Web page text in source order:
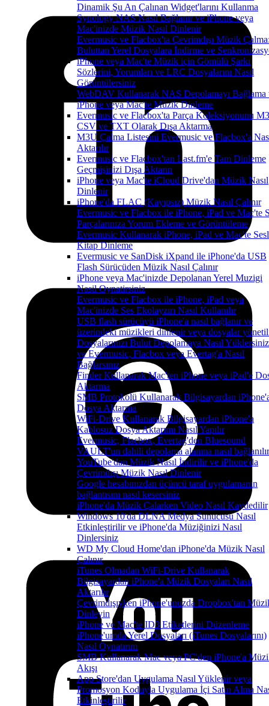
Dinamik Şu An Çalınan Widget'larını Kullanma
Synology NAS Nasıl Bağlanır ve iPhone veya
Mac'inizde Müzik Nasıl Dinlenir
Evermusic ve Flacbox'ta Çevrimdışı Müzik
Buluttan Yerel Dosyalara İndirme ve
iPhone veya Mac'te Müzik için Gömülü Şarkı
Sözlerini, Yorumları ve LRC Dosyalarını Nasıl
Görüntülersiniz
WebDAV Kullanarak NAS Depolamayı Bağlama
iPhone veya Mac'te Müzik Dinleme
Evermusic ve Flacbox'ta Parça Koleksiyonunu
CSV ve TXT Olarak Dışa Aktarma
M3U Çalma Listesini Evermusic ve Flacbox'a
Aktarılır
Evermusic ve Flacbox'tan Last.fm'e Tam Dinleme
Geçmişinizi Dışa Aktarın
iPhone veya Mac'te iCloud Drive'dan Müzik Nasıl
Dinlenir
iPhone'da FLAC (Kayıpsız) Müzik Nasıl Çalınır
Evermusic ve Flacbox ile iPhone, iPad ve Mac'te
Parçalarınıza Yorum Ekleme ve Görüntüleme
Evermusic Kullanarak iPhone, iPad ve Mac'te
Kitap Dinleme
Evermusic ve SanDisk iXpand ile iPhone'da USB
Flash Sürücüden Müzik Nasıl Çalınır
iPhone veya Mac'inizde Depolanan Yerel Muzigi
Nasil Oynatirsiniz
Evermusic ve Flacbox ile iPhone, iPad veya
Mac'inizde Ses Ekolayzırı Nasıl Kullanılır
USB flash sürücüyü iPhone'a nasıl bağlanır ve
üzerindeki müzikleri dinlenir veya dosyalar
Dosyalarınızı Bulut Depolamaya Nasıl Yüklersiniz
ve Evermusic, Flacbox veya Evertag'a Nasıl
Bağlarsınız
Finder Kullanarak Mac'ten iPhone veya iPad'e
Aktarma
SMB Protokolü Kullanarak Bilgisayardan
Dosya Aktarma
WiFi-Drive Kullanarak Bilgisayardan iPhone'a
Kablosuz Dosya Aktarımı Nasıl Yapılır
Evermusic, Flacbox, Evertag'den Bluesound
VAULT'un dahili depolama alanına nasıl bağlanılır
YouTube'dan Müzik Nasıl İndirilir ve iPhone'da
Çevrimdışı Müzik Nasıl Dinlenir
Google hesabınızdan üçüncü taraf uygulamanın
bağlantısını nasıl kesersiniz
iPhone'da Müzik Çalarken Video Nasıl Kaydedilir
Windows 10'da DLNA Medya Sunucusu Nasıl
Etkinleştirilir ve iPhone'da Müziğinizi Nasıl
Dinlersiniz
WD My Cloud Home'dan iPhone'da Müzik Nasıl
Çalınır
iTunes Olmadan WiFi-Drive Kullanarak
Bilgisayardan iPhone'a Müzik Dosyaları Nasıl
Aktarılır
Çevrimdışıyken iPhone'unuzda Dropbox'tan
Dinleyin
iPhone ve Mac'te ID3 Etiketlerini Düzenleme
iPhone'umda Yerel Dosyaları (iTunes Dosyalarını)
Nasıl Oynatırım
SMB Kullanarak Mac veya PC'den iPhone'a
Akışı
App Store'dan Uygulama Nasıl Yüklenir veya
Promosyon Koduyla Uygulama İçi Satın Alma
Etkinleştirilir